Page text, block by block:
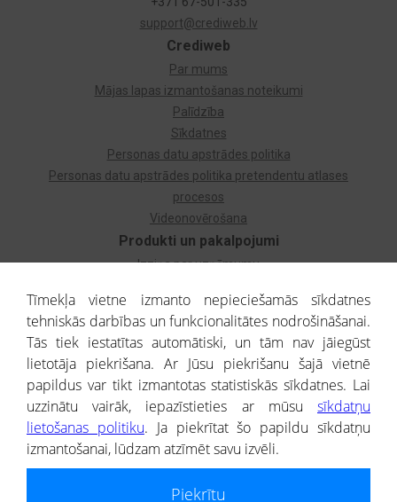
Produkti un pakalpojumi
Izziņa par uzņēmumu
Dzimtas koks
Uzņēmumu atlase
Monitorings
Kredītizziņa par ārvalstu uzņēmumiem
Crediweb
Par mums
Mājas lapas izmantošanas noteikumi
Palīdzība
Sīkdatnes
Personas datu apstrādes politika
Personas datu apstrādes politika pretendentu atlases
procesos
Videonovērošana
support@crediweb.lv
® CREDITREFORM Latvija
SIA
Tīmekļa vietne izmanto nepieciešamās sīkdatnes
tehniskās darbības un funkcionalitātes nodrošināšanai.
Tās tiek iestatītas automātiski, un tām nav jāiegūst
lietotāja piekrišana. Ar Jūsu piekrišanu šajā vietnē
papildus var tikt izmantotas statistiskās sīkdatnes. Lai
uzzinātu vairāk, iepazīstieties ar mūsu sīkdatņu
lietošanas politiku. Ja piekrītat šo papildu sīkdatņu
izmantošanai, lūdzam atzīmēt savu izvēli.
Piekrītu